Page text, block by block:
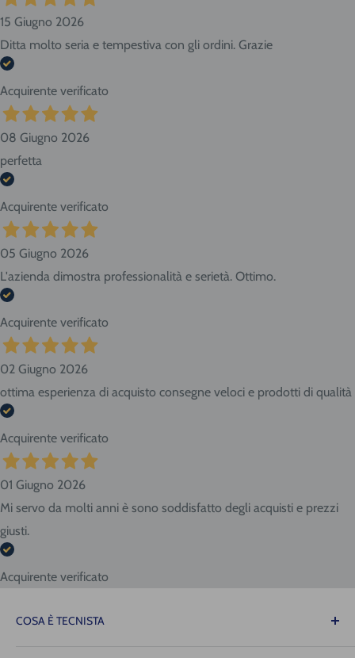
15 Giugno 2026
Ditta molto seria e tempestiva con gli ordini. Grazie
Acquirente verificato
08 Giugno 2026
perfetta
Acquirente verificato
05 Giugno 2026
L'azienda dimostra professionalità e serietà. Ottimo.
Acquirente verificato
02 Giugno 2026
ottima esperienza di acquisto consegne veloci e prodotti di qualità
Acquirente verificato
01 Giugno 2026
Mi servo da molti anni è sono soddisfatto degli acquisti e prezzi
giusti.
Acquirente verificato
COSA È TECNISTA